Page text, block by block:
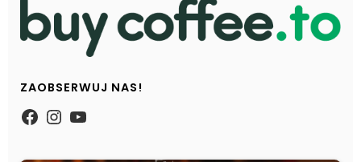
ZAOBSERWUJ NAS!
https://www.facebook.com/
Instagram
YouTube